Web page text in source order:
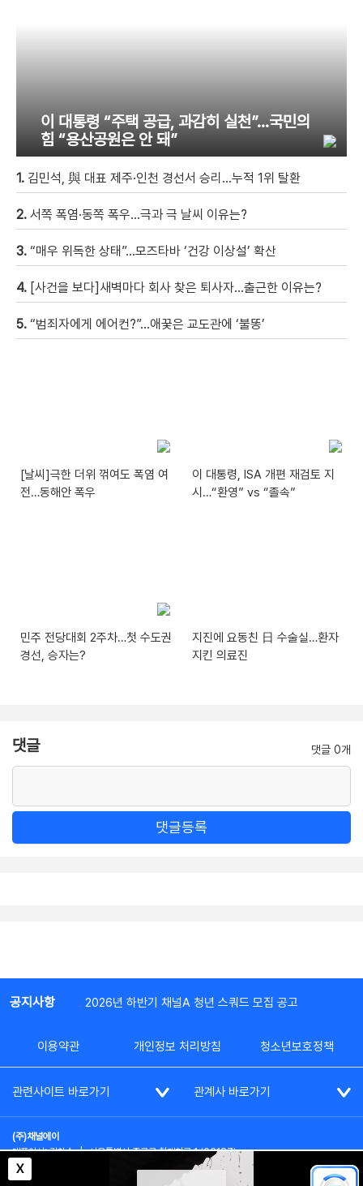
이 대통령 “주택 공급, 과감히 실천”…국민의
힘 “용산공원은 안 돼”
1. 김민석, 與 대표 제주·인천 경선서 승리…누적 1위 탈환
2. 서쪽 폭염·동쪽 폭우…극과 극 날씨 이유는?
3. “매우 위독한 상태”…모즈타바 ‘건강 이상설’ 확산
4. [사건을 보다]새벽마다 회사 찾은 퇴사자…출근한 이유는?
5. “범죄자에게 에어컨?”…애꿎은 교도관에 ‘불똥’
[날씨]극한 더위 꺾여도 폭염 여
전…동해안 폭우
이 대통령, ISA 개편 재검토 지
시…“환영” vs “졸속”
민주 전당대회 2주차…첫 수도권
경선, 승자는?
지진에 요동친 日 수술실…환자
지킨 의료진
댓글 댓글 0개
댓글등록
X
공지사항 2026년 하반기 채널A 청년 스쿼드 모집 공고
이용약관 개인정보 처리방침 청소년보호정책
관련사이트 바로가기 관계사 바로가기
(주)채널에이
대표이사: 김차수 | 서울특별시 종로구 청계천로 1 (03187)
부가통신사업신고: 022357호
사업자등록번호: 101-86-62787
대표전화: (02)2020-3114
시청자상담실: (02)2020-3100